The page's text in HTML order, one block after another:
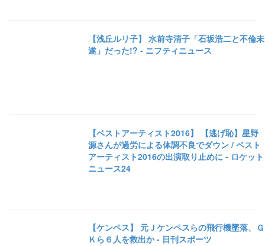
【浅丘ルリ子】 水前寺清子「石坂浩二と不倫未
遂」だった!? - ニフティニュース
【ベストアーティスト2016】 【逃げ恥】星野
源さんが過労による体調不良でダウン / ベスト
アーティスト2016の出演取り止めに - ロケット
ニュース24
【ケンペス】 元Ｊケンペスらの飛行機墜落、Ｇ
Ｋら６人を救出か - 日刊スポーツ